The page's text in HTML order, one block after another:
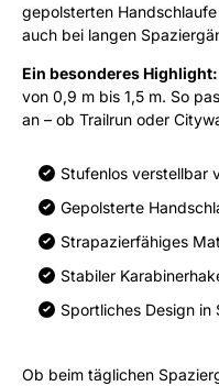
gepolsterten
auch bei langen
Ein besonderes Highlight:
von 0,9 m bis 1,5 m. So
an – ob Trailrun oder
Stufenlos verstellbar
Gepolsterte
Strapazierfähiges
Stabiler
Sportliches Design
Ob beim täglichen